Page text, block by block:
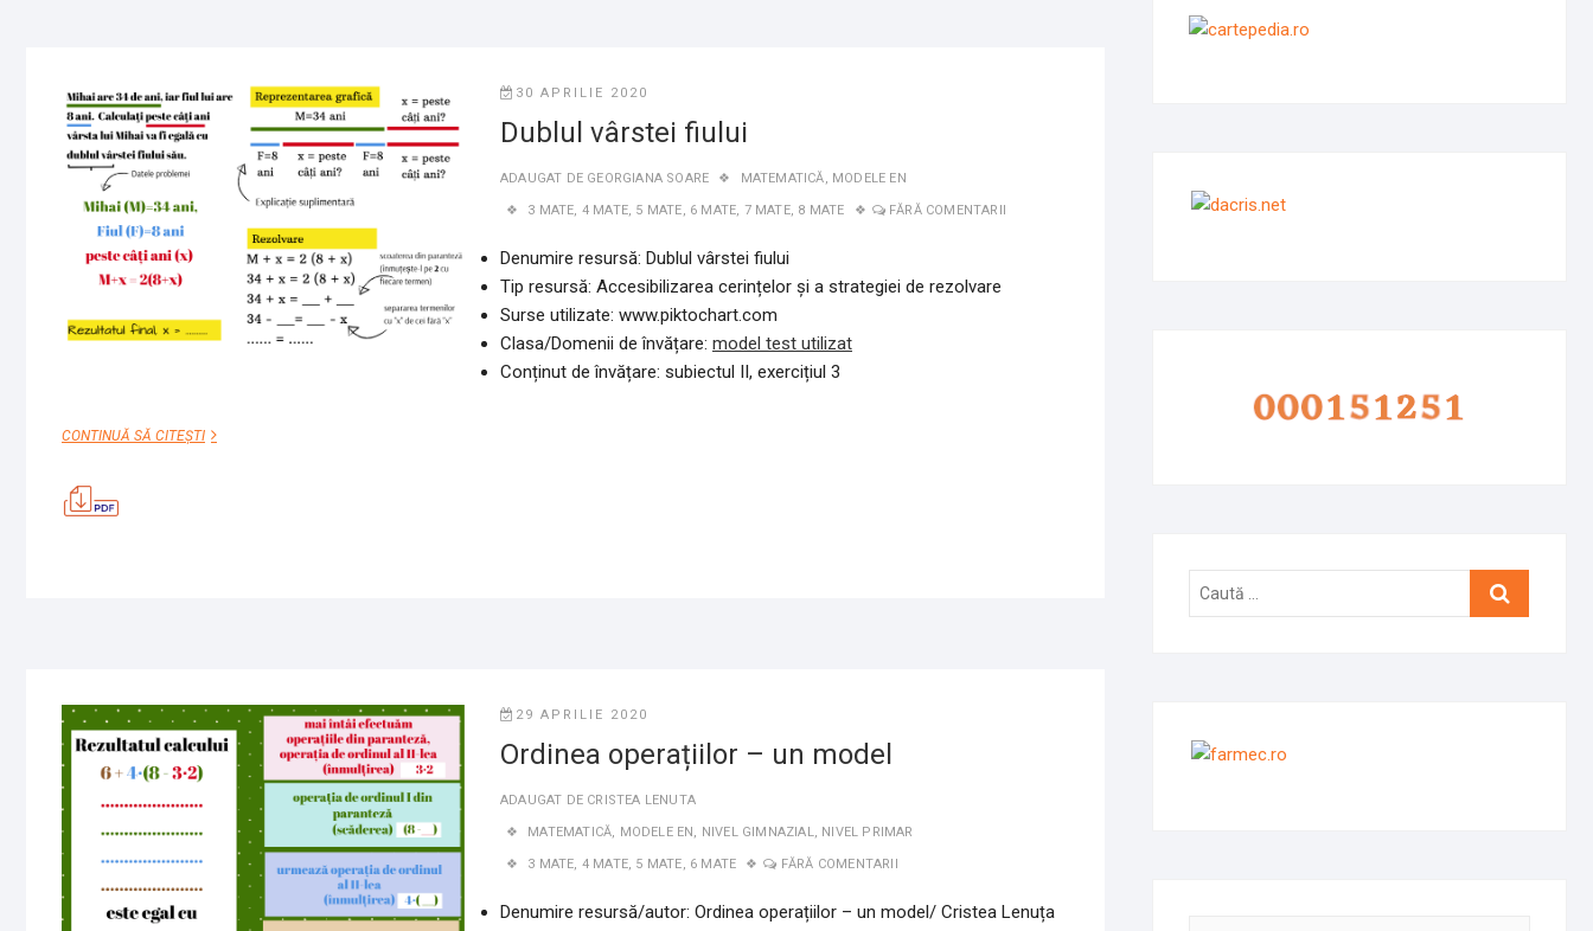
30 APRILIE 2020
Dublul vârstei fiului
ADAUGAT DE GEORGIANA SOARE MATEMATICĂ, MODELE EN
3 MATE, 4 MATE, 5 MATE, 6 MATE, 7 MATE, 8 MATE FĂRĂ COMENTARII
Denumire resursă: Dublul vârstei fiului
Tip resursă: Accesibilizarea cerințelor și a strategiei de rezolvare
Surse utilizate: www.piktochart.com
Clasa/Domenii de învățare: model test utilizat
Conținut de învățare: subiectul II, exercițiul 3
CONTINUĂ SĂ CITEȘTIDUBLUL
29 APRILIE 2020
Ordinea operațiilor – un model
ADAUGAT DE CRISTEA LENUTA
MATEMATICĂ, MODELE EN, NIVEL GIMNAZIAL, NIVEL PRIMAR
3 MATE, 4 MATE, 5 MATE, 6 MATE FĂRĂ COMENTARII
Denumire resursă/autor: Ordinea operațiilor – un model/ Cristea Lenuța
Caută